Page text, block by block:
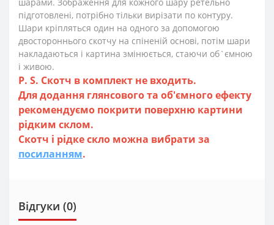
підготовлені, потрібно тільки вирізати по контуру.
Шари кріпляться один на одного за допомогою
двостороннього скотчу на спіненій основі, потім шари
накладаються і картина змінюється, стаючи об`ємною
і живою.
P. S. Скотч в комплект не входить.
Для додання глянсового та об'ємного ефекту
рекомендуємо покрити поверхню картини
рідким склом.
Скотч і рідке скло можна вибрати за
посиланням.
Відгуки (0)